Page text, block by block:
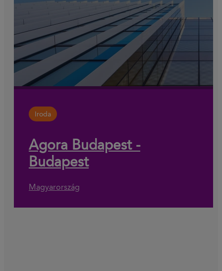
Iroda
Agora Budapest -
Budapest
Magyarország